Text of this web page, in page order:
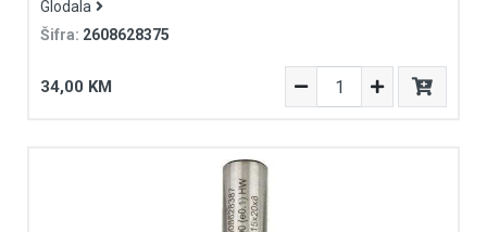
Glodala
Šifra: 2608628375
34,00 KM